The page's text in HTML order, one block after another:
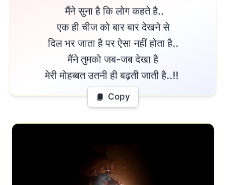
मैंने सुना है कि लोग कहते है..
एक ही चीज को बार बार देखने से
दिल भर जाता है पर ऐसा नहीं होता है..
मैंने तुमको जब-जब देखा है
मेरी मोहब्बत उतनी ही बढ़ती जाती है..!!
Copy